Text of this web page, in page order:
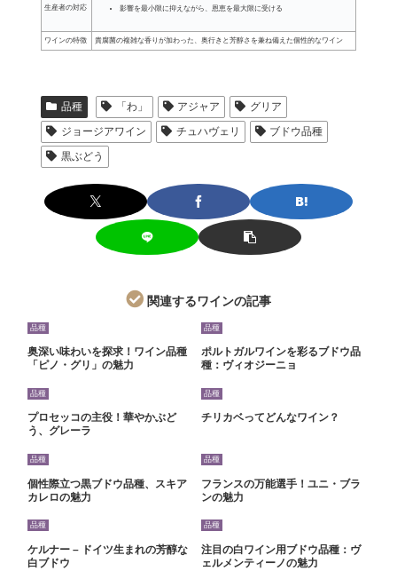
生産者の対応
影響を最小限に抑えながら、恩恵を最大限に受ける
ワインの特徴 貴腐菌の複雑な香りが加わった、奥行きと芳醇さを兼ね備えた個性的なワイン
品種 「わ」 アジャア
グリア
ジョージアワイン
チュハヴェリ
ブドウ品種
黒ぶどう
関連するワインの記事
品種
奥深い味わいを探求！ワイン品種
「ピノ・グリ」の魅力
品種
ポルトガルワインを彩るブドウ品
種：ヴィオジーニョ
品種
プロセッコの主役！華やかぶど
う、グレーラ
品種
チリカベってどんなワイン？
品種
個性際立つ黒ブドウ品種、スキア
カレロの魅力
品種
フランスの万能選手！ユニ・ブラ
ンの魅力
品種
ケルナー – ドイツ生まれの芳醇な
白ブドウ
品種
注目の白ワイン用ブドウ品種：ヴ
ェルメンティーノの魅力